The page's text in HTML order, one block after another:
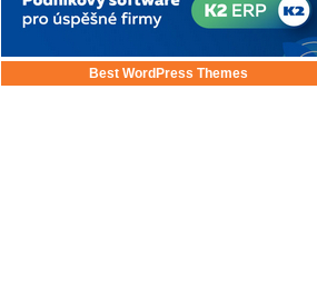
Best WordPress Themes